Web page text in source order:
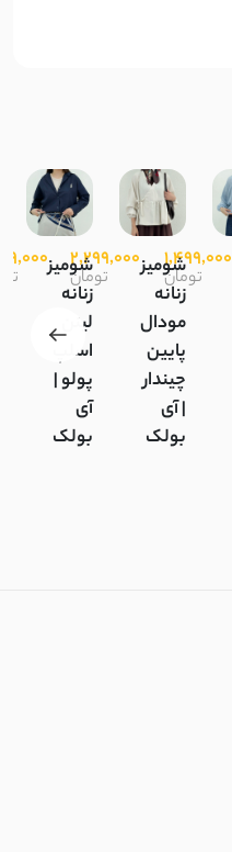
1,499,000
تومان
شومیز
زنانه
مودال
پایین
چیندار
| آی
بولک
2,299,000
تومان
شومیز
زنانه
لینن
اسلپ
پولو |
آی
بولک